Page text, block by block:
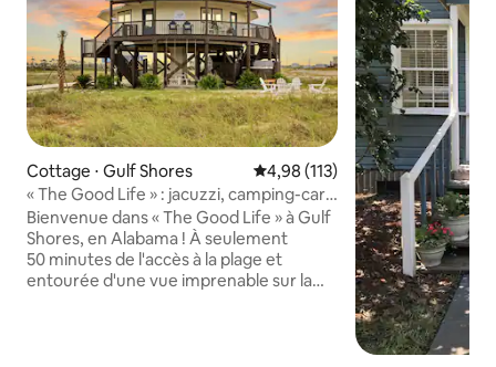
Cottage ⋅ Gulf Shores Évaluation moyenne sur la
4,98 (113)
« The Good Life » : jacuzzi, camping-car,
feu de camp et plage
Bienvenue dans « The Good Life » à Gulf
Shores, en Alabama ! À seulement
50 minutes de l'accès à la plage et
entourée d'une vue imprenable sur la